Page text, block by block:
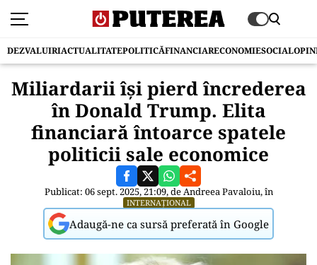
DEZVALUIRIACTUALITATEPOLITICĂFINANCIARECONOMIESOCIAL
Miliardarii își pierd încrederea
în Donald Trump. Elita
financiară întoarce spatele
politicii sale economice
Publicat: 06 sept. 2025, 21:09, deAndreea Pavaloiu, în
INTERNAȚIONAL
Adaugă-ne ca sursă preferată în Google